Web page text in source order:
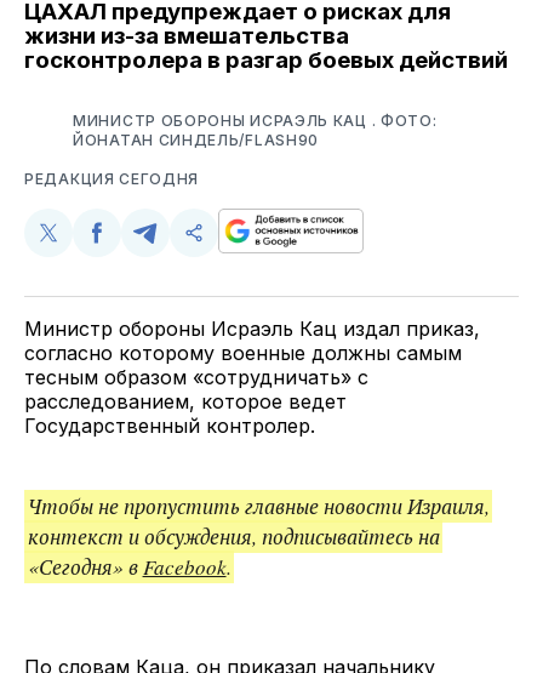
ЦАХАЛ предупреждает о рисках для
жизни из-за вмешательства
госконтролера в разгар боевых действий
МИНИСТР ОБОРОНЫ ИСРАЭЛЬ КАЦ . ФОТО:
ЙОНАТАН СИНДЕЛЬ/FLASH90
РЕДАКЦИЯ СЕГОДНЯ
Поделиться
Twitter
Поделиться
Facebook
Поделиться
Telegram
Скопируйте
поделитесь
ссылкой
Министр обороны Исраэль Кац издал приказ,
согласно которому военные должны самым
тесным образом «сотрудничать» с
расследованием, которое ведет
Государственный контролер.
Чтобы не пропустить главные новости Израиля,
контекст и обсуждения, подписывайтесь на
«Сегодня» вFacebook.
По словам Каца, он приказал начальнику